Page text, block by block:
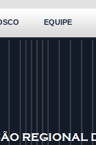
EQUIPE